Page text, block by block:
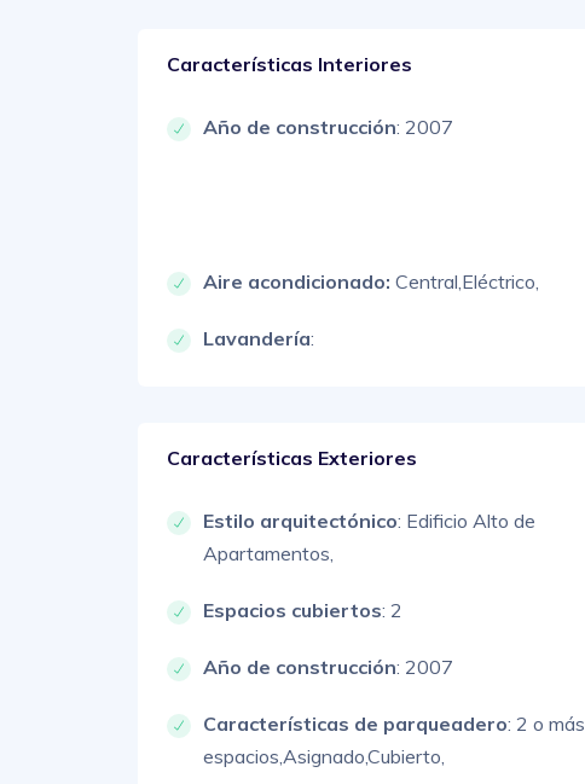
Características Interiores
Año de construcción: 2007
Aire acondicionado: Central, Eléctrico,
Lavandería:
Características Exteriores
Estilo arquitectónico: Edificio Alto de
Apartamentos,
Espacios cubiertos: 2
Año de construcción: 2007
Características de parqueadero: 2 o más
espacios, Asignado,Cubierto,